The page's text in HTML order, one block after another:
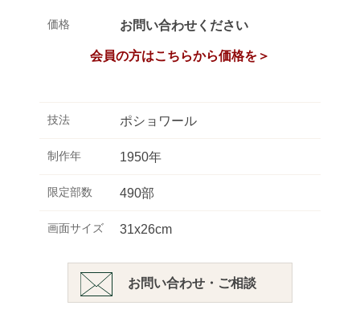
価格 お問い合わせください
会員の方はこちらから価格を＞
技法 ポショワール
制作年 1950年
限定部数 490部
画面サイズ 31x26cm
お問い合わせ・ご相談